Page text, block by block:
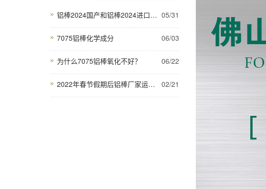
铝棒2024国产和铝棒2024进口有什么区别呢？大家知道吗？ 05/31
7075铝棒化学成分 06/03
为什么7075铝棒氧化不好？ 06/22
2022年春节假期后铝棒厂家运行调研 02/21